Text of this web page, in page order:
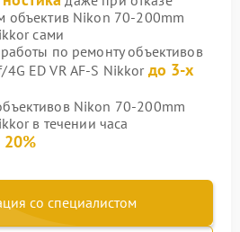
объектив Nikon 70-200mm
сами
по ремонту объективов
ED VR AF-S Nikkor до 3-х
Nikon 70-200mm
в течении часа
20%
со специалистом